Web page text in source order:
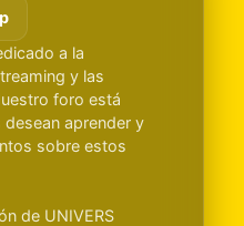
a la
y las
foro está
aprender y
sobre estos
de UNIVERS